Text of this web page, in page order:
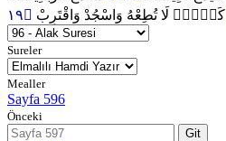
كَلَّاۜ لَا تُطِعْهُ وَاسْجُدْ وَاقْتَرِبْ
Sureler
Mealler
Sayfa 596
Önceki
Git